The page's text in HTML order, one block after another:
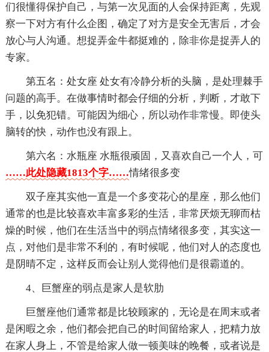
们很懂得保护自己，与第一次见面的人会保持距离，先观
察一下对方有什么企图，确定了对方是安全无害后，才会
放心与人沟通。想捉弄金牛都挺难的，除非你是捉弄人的
专家。
第五名：处女座 处女有冷静分析的头脑，是处理棘手
问题的高手。在做事情时都会仔细的分析，判断，才敢下
手，以免犯错。可能因为细心，所以动作非常慢。即使头
脑转的快，动作也没有跟上。
第六名：水瓶座 水瓶很顽固，又喜欢自己一个人，可
……此处隐藏1813个字……情绪很多变
双子座其实他一直是一个多变花心的星座，那么他们
通常的也是比较喜欢丰富多彩的生活，非常厌烦无聊而枯
燥的时候，他们在生活当中的弱点情绪很多变，其实这一
点，对他们是非常不利的，有时候呢，他们对人的态度也
是阴晴不定，这样反而会让别人觉得他们是很霸道的。
4、巨蟹座的弱点是家人是软肋
巨蟹座他们通常都是比较顾家的，无论是在周末或者
是闲暇之余，他们都会把自己的时间留给家人，把精力放
在家人身上，不管是给家人做一顿美味的晚餐，或者说是